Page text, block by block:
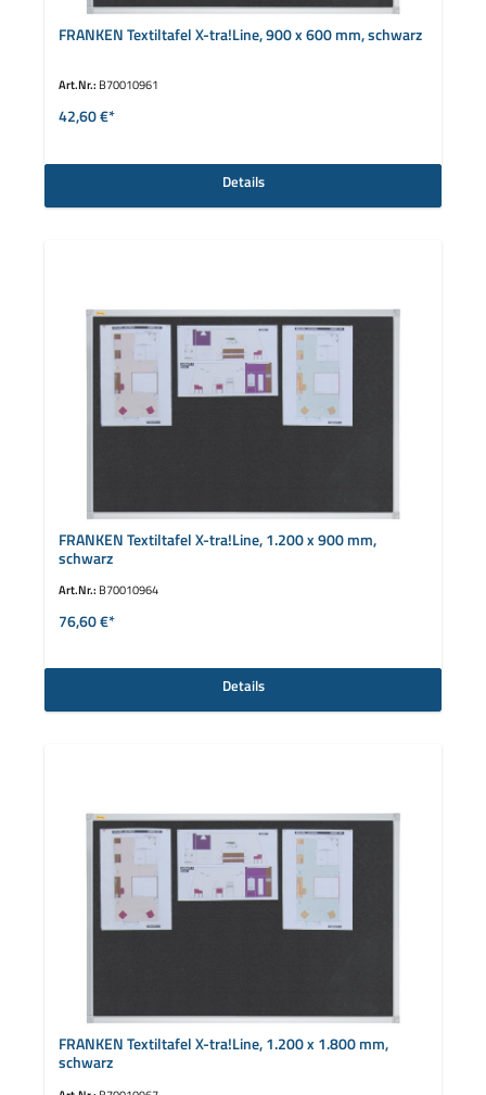
FRANKEN Textiltafel X-tra!Line, 900 x 600 mm, schwarz
Art.Nr.: B70010961
42,60 €*
Details
FRANKEN Textiltafel X-tra!Line, 1.200 x 900 mm,
schwarz
Art.Nr.: B70010964
76,60 €*
Details
FRANKEN Textiltafel X-tra!Line, 1.200 x 1.800 mm,
schwarz